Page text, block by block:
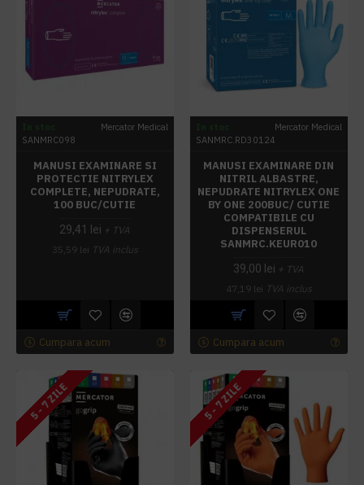
Mercator Medical
SANMRC098
MANUSI EXAMINARE SI
PROTECTIE NITRYLEX
COMPLETE, NEPUDRATE,
100 BUC/CUTIE
29,41 lei + TVA
35,59 lei TVA inclus
Cumpara acum
Mercator Medical
SANMRC.RD30124
MANUSI EXAMINARE DIN
NITRIL ALBASTRE,
NEPUDRATE NITRYLEX ONE
BY ONE 200BUC/ CUTIE
COMPATIBILE CU
DISPENSERUL
SANMRC.KEUR010
39,00 lei + TVA
47,19 lei TVA inclus
Cumpara acum
5 - 7 ZILE 5 - 7 ZILE